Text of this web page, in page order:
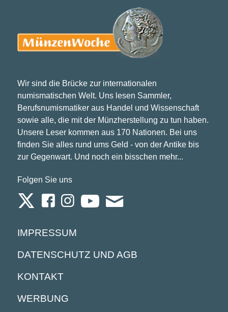
Wir sind die Brücke zur internationalen
numismatischen Welt. Uns lesen Sammler,
Berufsnumismatiker aus Handel und Wissenschaft
sowie alle, die mit der Münzherstellung zu tun haben.
Unsere Leser kommen aus 170 Nationen. Bei uns
finden Sie alles rund ums Geld - von der Antike bis
zur Gegenwart. Und noch ein bisschen mehr...
Folgen Sie uns
IMPRESSUM
DATENSCHUTZ UND AGB
KONTAKT
WERBUNG